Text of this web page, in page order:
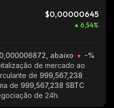
$0,00000645
6,54%
abaixo
-%
de mercado ao
de 999,567,238
de 999,567,238 SBTC
de 24h.